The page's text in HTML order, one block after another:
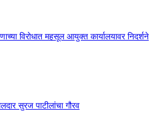
विरोधात महसूल आयुक्त कार्यालयावर निदर्शने
सुरज पाटीलांचा गौरव